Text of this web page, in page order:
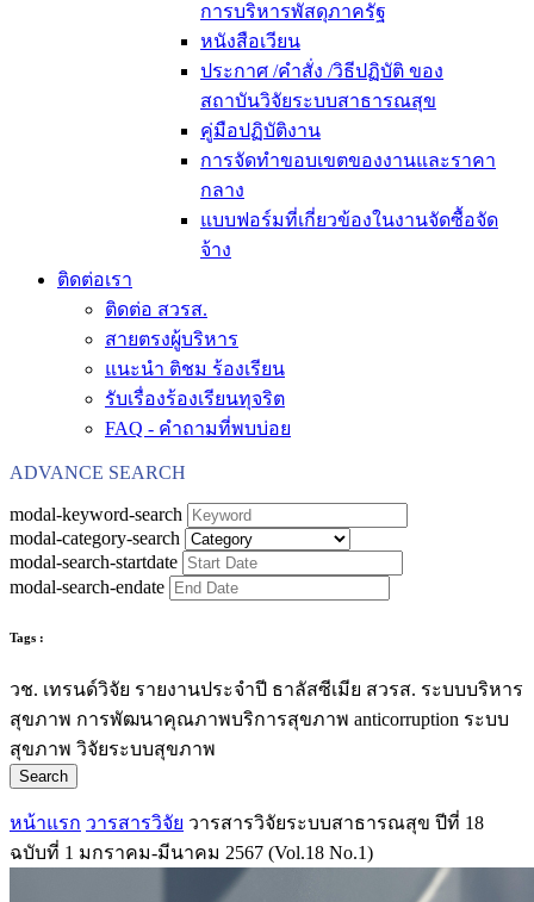
การบริหารพัสดุภาครัฐ
หนังสือเวียน
ประกาศ /คำสั่ง /วิธีปฏิบัติ ของ
สถาบันวิจัยระบบสาธารณสุข
คู่มือปฏิบัติงาน
การจัดทำขอบเขตของงานและราคา
กลาง
แบบฟอร์มที่เกี่ยวข้องในงานจัดซื้อจัด
จ้าง
ติดต่อเรา
ติดต่อ สวรส.
สายตรงผู้บริหาร
แนะนำ ติชม ร้องเรียน
รับเรื่องร้องเรียนทุจริต
FAQ - คำถามที่พบบ่อย
ADVANCE SEARCH
modal-keyword-search
modal-category-search
modal-search-startdate
modal-search-endate
Tags :
วช. เทรนด์วิจัย รายงานประจำปี ธาลัสซีเมีย สวรส. ระบบบริหาร
สุขภาพ การพัฒนาคุณภาพบริการสุขภาพ anticorruption ระบบ
สุขภาพ วิจัยระบบสุขภาพ
Search
หน้าแรก วารสารวิจัย วารสารวิจัยระบบสาธารณสุข ปีที่ 18
ฉบับที่ 1 มกราคม-มีนาคม 2567 (Vol.18 No.1)